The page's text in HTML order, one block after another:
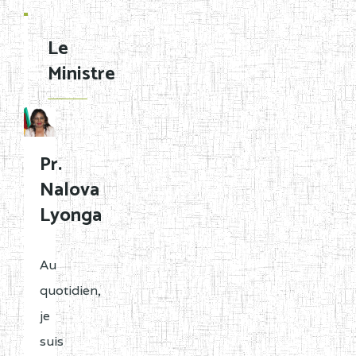
Le
Ministre
Pr.
Nalova
Lyonga
Au
quotidien,
je
suis